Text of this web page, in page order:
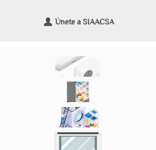
Únete a SIAACSA
Aire Acondicionado
Refrigeradores